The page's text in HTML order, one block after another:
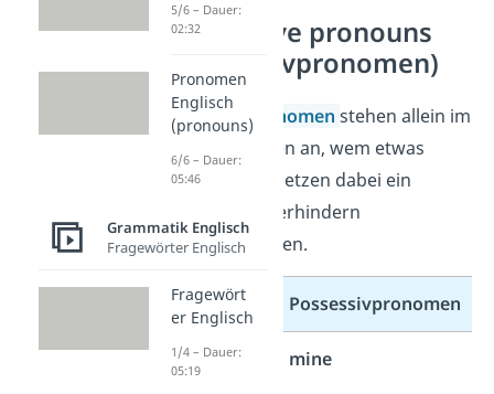
Possessive pronouns
(Possessivpronomen)
Possessivpronomen stehen allein im
Satz und zeigen an, wem etwas
gehört. Sie ersetzen dabei ein
und verhindern
Wiederholungen.
Person Possessivpronomen
1.
mine
5/6 – Dauer:
02:32
Pronomen
Englisch
(pronouns)
6/6 – Dauer:
05:46
Grammatik Englisch
Fragewörter Englisch
Fragewört
er Englisch
1/4 – Dauer:
05:19